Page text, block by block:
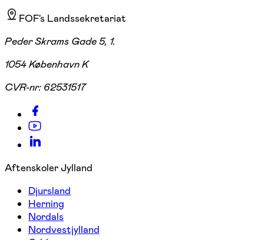
FOF's Landssekretariat
Peder Skrams Gade 5, 1.
1054 København K
CVR-nr: 62531517
Aftenskoler Jylland
Djursland
Herning
Nordals
Nordvestjylland